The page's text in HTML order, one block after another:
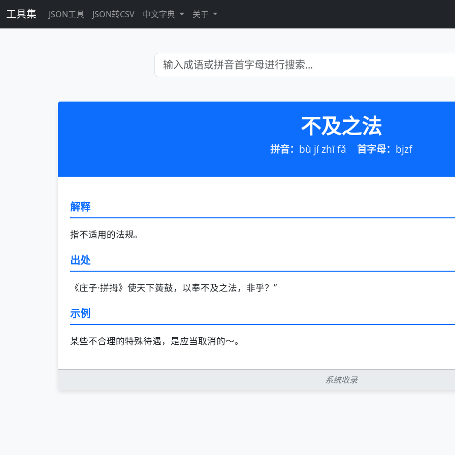
工具集 JSON工具 JSON转CSV 中文字典 关于
不及之法
拼音： bù jí zhī fǎ 首字母： bjzf
解释
指不适用的法规。
出处
《庄子·拼拇》使天下簧鼓，以奉不及之法，非乎？”
示例
某些不合理的特殊待遇，是应当取消的～。
系统收录